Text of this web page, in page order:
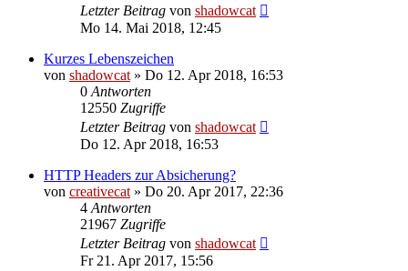
Letzter Beitrag von shadowcat
Mo 14. Mai 2018, 12:45
Kurzes Lebenszeichen
von shadowcat » Do 12. Apr 2018, 16:53
0 Antworten
12550 Zugriffe
Letzter Beitrag von shadowcat
Do 12. Apr 2018, 16:53
HTTP Headers zur Absicherung?
von creativecat » Do 20. Apr 2017, 22:36
4 Antworten
21967 Zugriffe
Letzter Beitrag von shadowcat
Fr 21. Apr 2017, 15:56